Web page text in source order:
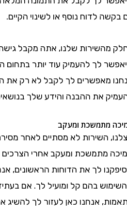
לדוח נוסף או לשינוי הקיים.
שלנו, אתה מקבל גישה
לך להעמיק עוד יותר בתחום המידע
לך לקבל לא רק את
את ההבנה והידע שלך בנושאים
ומעקב
השירות לא מסתיים לאחר מסירת
מתמשכת ומעקב אחרי הצרכים
לך את הדוחות הראשונים, אנחנו
בהם קל ומועיל לך. אם בעתיד יש
אנחנו כאן לעזור לך להשיג את